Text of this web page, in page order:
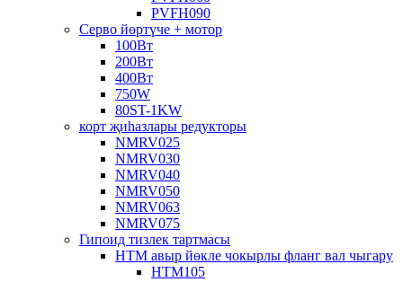
PVFH090
Серво йөртүче + мотор
100Вт
200Вт
400Вт
750W
80ST-1KW
корт җиһазлары редукторы
NMRV025
NMRV030
NMRV040
NMRV050
NMRV063
NMRV075
Гипоид тизлек тартмасы
HTM авыр йөкле чокырлы фланг вал чыгару
HTM105